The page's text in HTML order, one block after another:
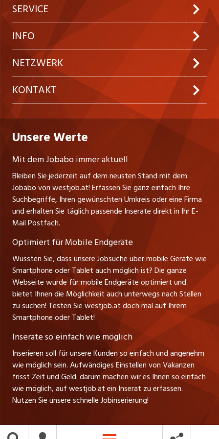
interprofessionellen Teams Reflexion und Dokumentation
der Arbeit gemäss Qualitätsstandards Pflege der
interdisziplinären Zusammenarbeit sowie des Kontakts zu
Angehörigen und externen Fachpersonen
Jobabo abonnieren
Neue Stellen
Festanstellungen
Temporäre Jobs
Praktika
Lehrstellen
Führungspositionen
Management / Kader-Jobs
SERVICE
Kundenlogin
Inserieren
Firmen
Personalvermittler
INFO
Preise und Leistungen
AGB
Datenschutzerklärung
Impressum
NETZWERK
ostjob.ch
jobzüri.ch
jobmittelland.ch
jobbern.ch
jobbasel.ch
zentraljob.ch
myjob.ch
schaffu.ch (VS)
ajourjob.ch
russmedia.com
vol.at
KONTAKT
Gutenbergstrasse 1
A-6858 Schwarzach
Stefan Spötl
Tel. +43 664 39 47 47 7
Leiter westjob.at
Andrea Graf
Tel. +43 664 20 30 02 1
Verkauf und Beratung
Unsere Werte
Mit dem Jobabo immer aktuell
Bleiben Sie jederzeit auf dem neusten Stand mit dem
Jobabo von westjob.at! Erfassen Sie ganz einfach Ihre
Suchbegriffe, Ihren gewünschten Umkreis oder eine Firma
und erhalten Sie täglich passende Inserate direkt in Ihr E-
Mail Postfach.
Optimiert für Mobile Endgeräte
Wussten Sie, dass unsere Jobsuche über mobile Geräte wie
Smartphone oder Tablet auch möglich ist? Die ganze
Webseite wurde für mobile Endgeräte optimiert und
bietet Ihnen die Möglichkeit auch unterwegs nach Stellen
zu suchen! Testen Sie westjob.at doch mal auf Ihrem
Smartphone oder Tablet!
Inserate so einfach wie möglich
Inserieren soll für unsere Kunden so einfach und angenehm
wie möglich sein. Aufwändiges Einstellen von Vakanzen
frisst Zeit und Geld: darum machen wir es Ihnen so einfach
wie möglich, auf westjob.at ein Inserat zu erfassen.
Nutzen Sie unsere schnelle Jobinserierung!